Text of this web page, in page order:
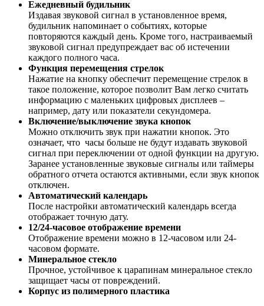
Ежедневный будильник
Издавая звуковой сигнал в установленное время,
будильник напоминает о событиях, которые
повторяются каждый день. Кроме того, настраиваемый
звуковой сигнал предупреждает вас об истечении
каждого полного часа.
Функция перемещения стрелок
Нажатие на кнопку обеспечит перемещение стрелок в
такое положение, которое позволит Вам легко считать
информацию с маленьких цифровых дисплеев –
например, дату или показатели секундомера.
Включение/выключение звука кнопок
Можно отключить звук при нажатии кнопок. Это
означает, что часы больше не будут издавать звуковой
сигнал при переключении от одной функции на другую.
Заранее установленные звуковые сигналы или таймеры
обратного отчета остаются активными, если звук кнопок
отключен.
Автоматический календарь
После настройки автоматический календарь всегда
отображает точную дату.
12/24-часовое отображение времени
Отображение времени можно в 12-часовом или 24-
часовом формате.
Минеральное стекло
Прочное, устойчивое к царапинам минеральное стекло
защищает часы от повреждений.
Корпус из полимерного пластика